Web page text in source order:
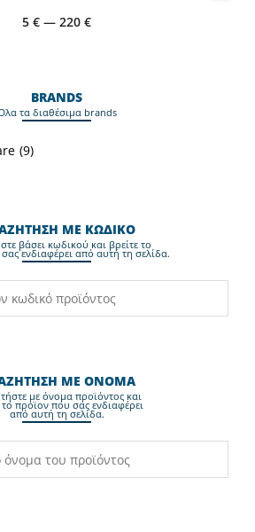
5 € — 220 €
BRANDS
τα διαθέσιμα brands
(9)
ΜΕ ΚΩΔΙΚΟ
βάσει κωδικού και βρείτε το
ενδιαφέρει από αυτή τη σελίδα.
ΜΕ ΟΝΟΜΑ
με όνομα προϊόντος και
το προϊον που σας ενδιαφέρει
από αυτή τη σελίδα.